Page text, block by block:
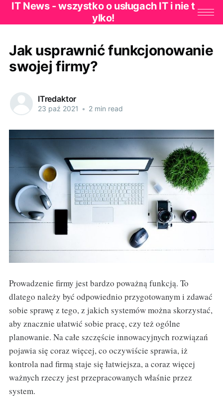
IT News - wszystko o usługach IT i nie t
ylko!
Jak usprawnić funkcjonowanie
swojej firmy?
ITredaktor
23 paź 2021 • 2 min read
Prowadzenie firmy jest bardzo poważną funkcją. To
dlatego należy być odpowiednio przygotowanym i zdawać
sobie sprawę z tego, z jakich systemów można skorzystać,
aby znacznie ułatwić sobie pracę, czy też ogólne
planowanie. Na całe szczęście innowacyjnych rozwiązań
pojawia się coraz więcej, co oczywiście sprawia, iż
kontrola nad firmą staje się łatwiejsza, a coraz więcej
ważnych rzeczy jest przepracowanych właśnie przez
system.